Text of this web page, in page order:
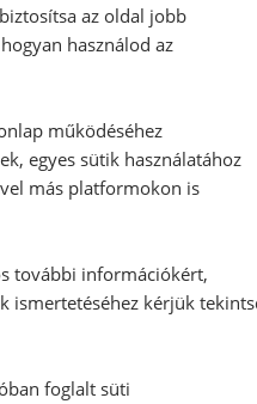
az oldal jobb
használod az
működéséhez
egyes sütik használatához
más platformokon is
további információkért,
ismertetéséhez kérjük
foglalt süti